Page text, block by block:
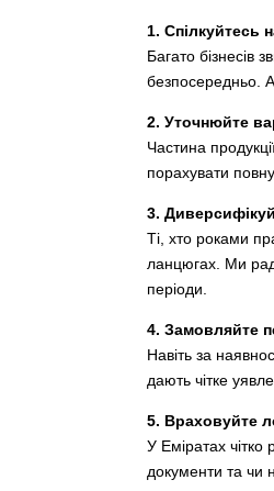
1. Спілкуйтесь
Багато бізнесів
безпосередньо.
2. Уточнюйте
Частина
порахувати
3.
Ті, хто роками
ланцюгах. Ми
періоди.
4. Замовляйте
Навіть за
дають чітке
5. Враховуйте
У Еміратах
документи та чи